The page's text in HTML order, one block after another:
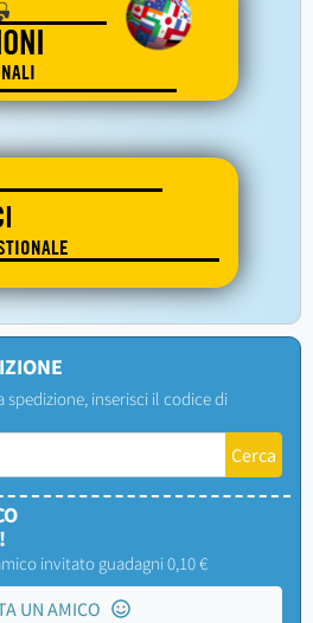
inserisci il codice di
invitato guadagni 0,10 €
UN AMICO